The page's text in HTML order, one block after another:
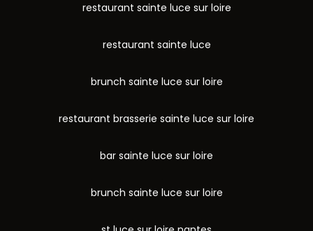
restaurant sainte luce sur loire
restaurant sainte luce
brunch sainte luce sur loire
restaurant brasserie sainte luce sur loire
bar sainte luce sur loire
brunch sainte luce sur loire